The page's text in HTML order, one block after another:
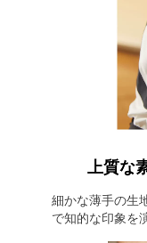
上質な
細かな薄手の生
で知的な印象を